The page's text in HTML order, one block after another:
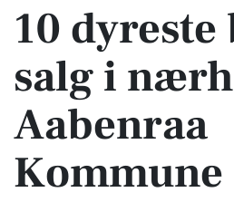
10
salg i
Aabenraa
Kommune